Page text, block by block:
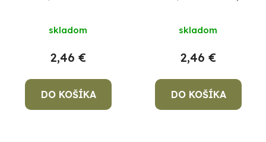
skladom
2,46 €
DO KOŠÍKA
skladom
2,46 €
DO KOŠÍKA